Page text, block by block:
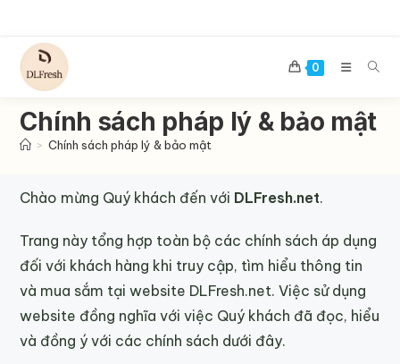
content
0
Chính sách pháp lý & bảo mật
> Chính sách pháp lý & bảo mật
Chào mừng Quý khách đến với DLFresh.net.
Trang này tổng hợp toàn bộ các chính sách áp dụng
đối với khách hàng khi truy cập, tìm hiểu thông tin
và mua sắm tại website DLFresh.net. Việc sử dụng
website đồng nghĩa với việc Quý khách đã đọc, hiểu
và đồng ý với các chính sách dưới đây.